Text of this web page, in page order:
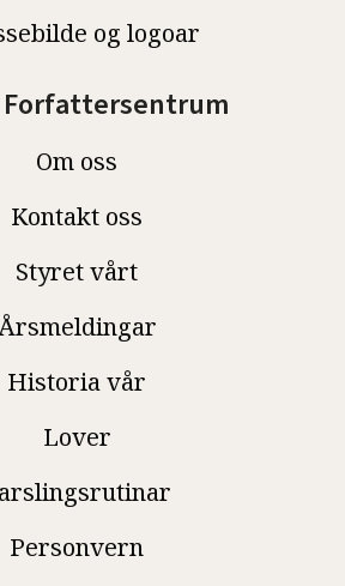
og logoar
Forfattersentrum
Om oss
Kontakt oss
Styret vårt
Historia vår
Lover
Personvern